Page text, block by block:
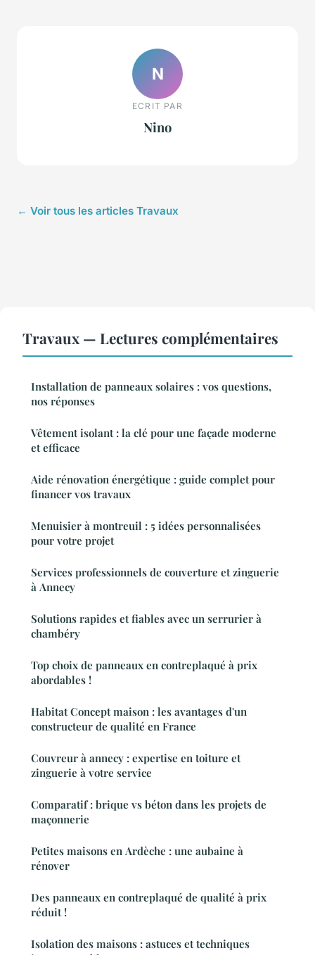
N
ECRIT PAR
Nino
← Voir tous les articles Travaux
Travaux — Lectures complémentaires
Installation de panneaux solaires : vos questions,
nos réponses
Vêtement isolant : la clé pour une façade moderne
et efficace
Aide rénovation énergétique : guide complet pour
financer vos travaux
Menuisier à montreuil : 5 idées personnalisées
pour votre projet
Services professionnels de couverture et zinguerie
à Annecy
Solutions rapides et fiables avec un serrurier à
chambéry
Top choix de panneaux en contreplaqué à prix
abordables !
Habitat Concept maison : les avantages d'un
constructeur de qualité en France
Couvreur à annecy : expertise en toiture et
zinguerie à votre service
Comparatif : brique vs béton dans les projets de
maçonnerie
Petites maisons en Ardèche : une aubaine à
rénover
Des panneaux en contreplaqué de qualité à prix
réduit !
Isolation des maisons : astuces et techniques